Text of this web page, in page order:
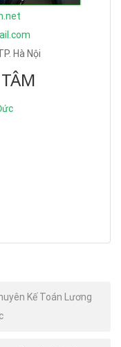
Hà Nội
Kế Toán Lương